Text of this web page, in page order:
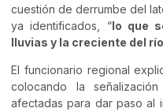
cuestión de derrumbe del
ya identificados, “lo que
lluvias y la creciente del
El funcionario regional
colocando la
afectadas para dar paso al